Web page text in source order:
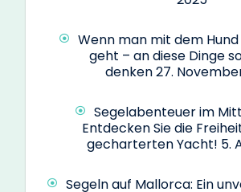
Wenn man mit dem Hund
geht – an diese Dinge
denken27.
Segelabenteuer im
Entdecken Sie die
gecharterten Yacht! 5.
Segeln auf Mallorca: Ein